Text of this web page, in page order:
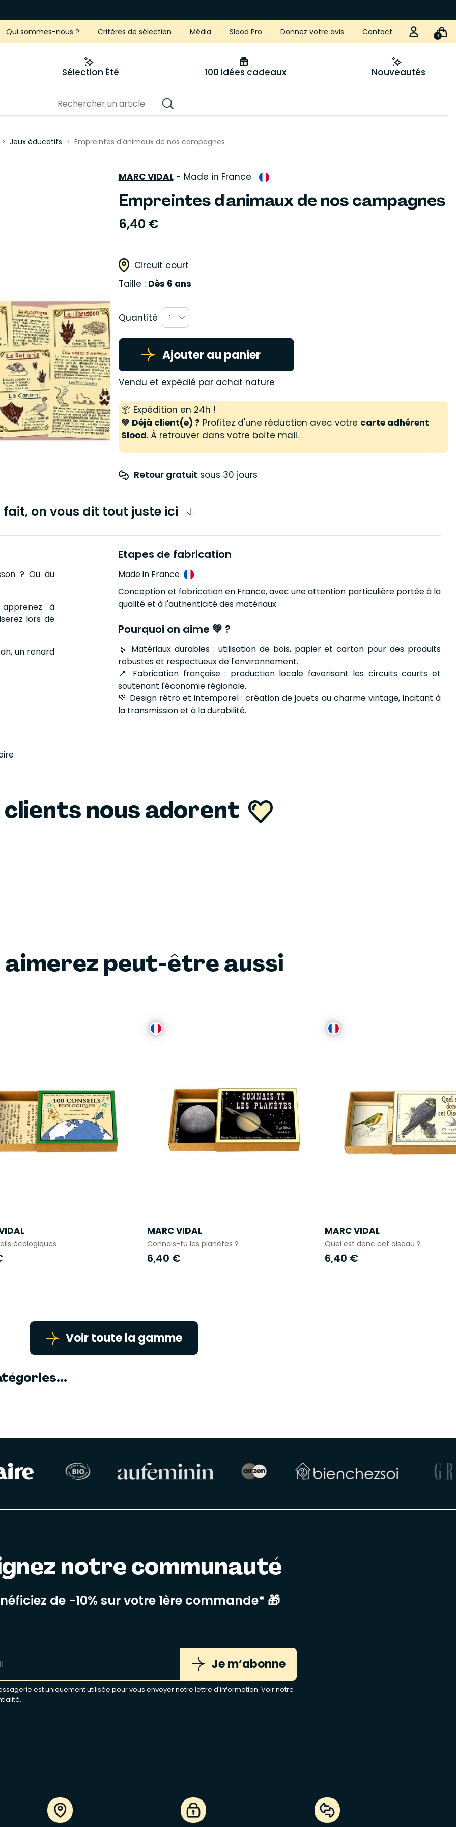
Qui sommes-nous ? Critères de sélection Média Slood Pro Donnez votre avis Contact 0
Sélection Été 100 idées cadeaux Nouveautés
Jeux éducatifs Empreintes d'animaux de nos campagnes
MARC VIDAL- Made in France
Empreintes d'animaux de nos campagnes
6,40 €
Circuit court
Taille : Dès 6 ans
Quantité 1
Ajouter au panier
Vendu et expédié par achat nature
📦 Expédition en 24h !
💚 Déjà client(e) ? Profitez d'une réduction avec votre carte adhérent
Slood. À retrouver dans votre boîte mail.
Retour gratuit sous 30 jours
fait, on vous dit tout juste ici
? Ou du
à
lors de
un renard
Etapes de fabrication
Made in France
Conception et fabrication en France, avec une attention particulière portée à la
qualité et à l'authenticité des matériaux
Pourquoi on aime 💚 ?
🌿 Matériaux durables : utilisation de bois, papier et carton pour des produits
robustes et respectueux de l'environnement.
📍 Fabrication française : production locale favorisant les circuits courts et
soutenant l'économie régionale.
💚 Design rétro et intemporel : création de jouets au charme vintage, incitant à
la transmission et à la durabilité.
clients nous adorent
aimerez peut-être aussi
écologiques
MARC VIDAL
Connais-tu les planètes ?
6,40 €
MARC VIDAL
Quel est donc cet oiseau ?
6,40 €
Voir toute la gamme
notre communauté
de -10% sur votre 1ère commande* 🎁
Je m’abonne
est uniquement utilisée pour vous envoyer notre lettre d'information. Voir notre
.